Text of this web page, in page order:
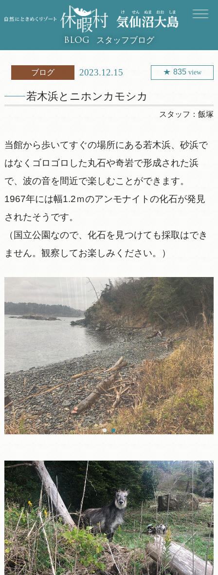
BLOG スタッフブログ
ブログ 2023.12.15 835 view
若木浜とニホンカモシカ
スタッフ：飯塚
当館から歩いてすぐの場所にある若木浜、砂浜で
はなくゴロゴロした丸石や奇岩で形成された浜
で、波の音を間近で楽しむことができます。
1967年には幅1.2ｍのアンモナイトの化石が発見
されたそうです。
（国立公園なので、化石を見つけても採取はでき
ません。観察してお楽しみください。）